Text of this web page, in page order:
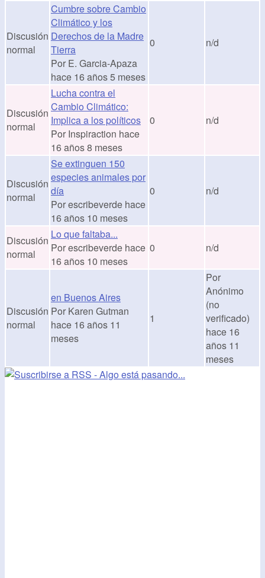
Discusión
normal
Cumbre sobre Cambio
Climático y los
Derechos de la Madre
Tierra
Por E. Garcia-Apaza
hace 16 años 5 meses
0 n/d
Discusión
normal
Lucha contra el
Cambio Climático:
Implica a los políticos
Por Inspiraction hace
16 años 8 meses
0 n/d
Discusión
normal
Se extinguen 150
especies animales por
día
Porescribeverde hace
16 años 10 meses
0 n/d
Discusión
normal
Lo que faltaba...
Porescribeverde hace
16 años 10 meses
0 n/d
Discusión
normal
en Buenos Aires
Por Karen Gutman
hace 16 años 11
meses
1
Por
Anónimo
(no
verificado)
hace 16
años 11
meses